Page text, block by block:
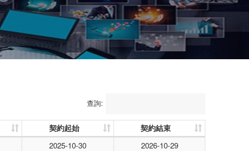
查詢:
契約起始 契約結束
2025-10-30 2026-10-29